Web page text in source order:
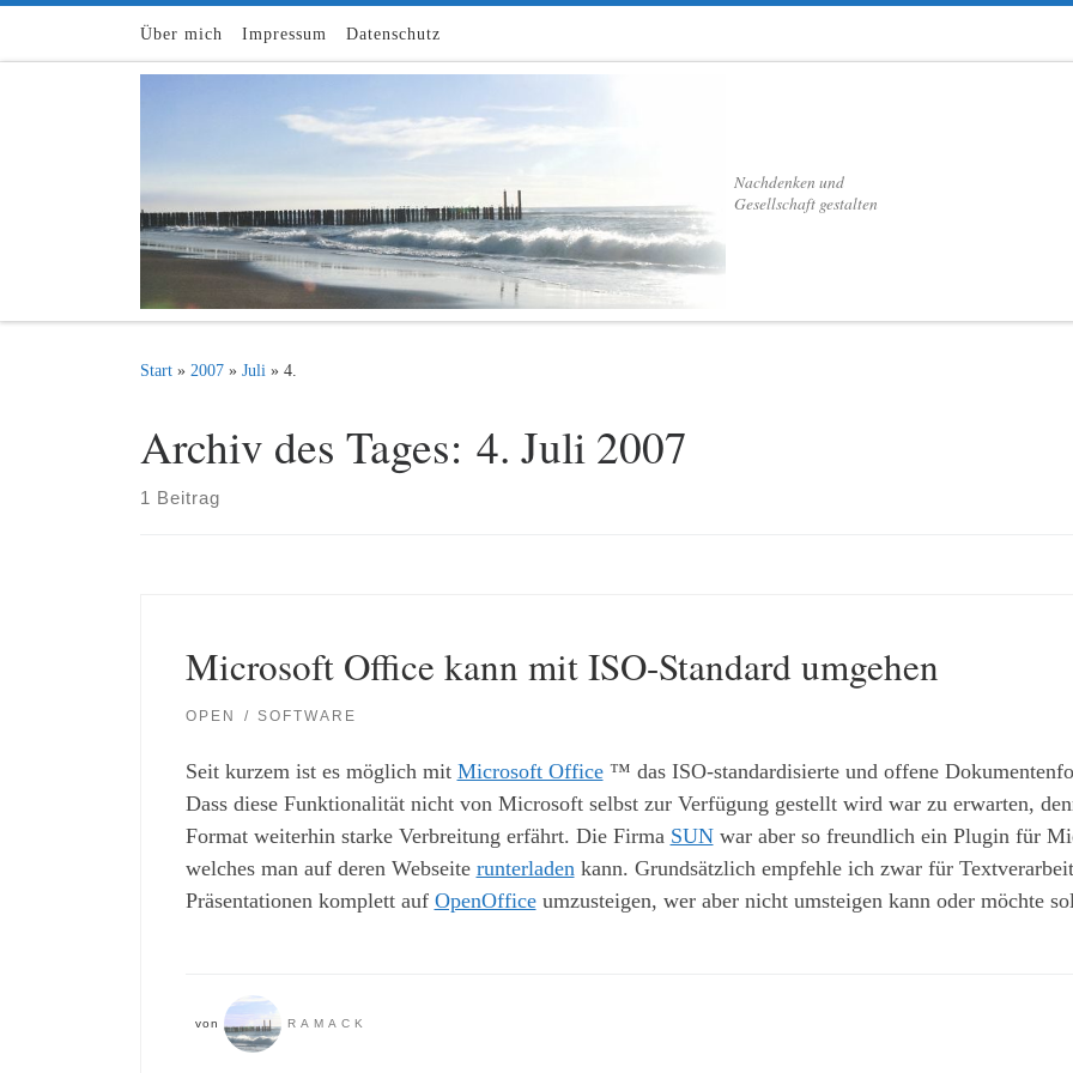
Zum Inhalt springen
Über mich Impressum Datenschutz
Nachdenken und
Gesellschaft gestalten
Start » 2007 » Juli » 4.
Archiv des Tages: 4. Juli 2007
1 Beitrag
Microsoft Office kann mit ISO-Standard umgehen
OPEN SOFTWARE
Seit kurzem ist es möglich mit Microsoft Office™ das ISO-standardisierte und offene
Dass diese Funktionalität nicht von Microsoft selbst zur Verfügung gestellt wird war zu erwarten,
Format weiterhin starke Verbreitung erfährt. Die Firma SUNwar aber so freundlich ein Plugin für
welches man auf deren Webseite runterladen kann. Grundsätzlich empfehle ich zwar für
Präsentationen komplett auf OpenOfficeumzusteigen, wer aber nicht umsteigen kann oder möchte
von RAMACK